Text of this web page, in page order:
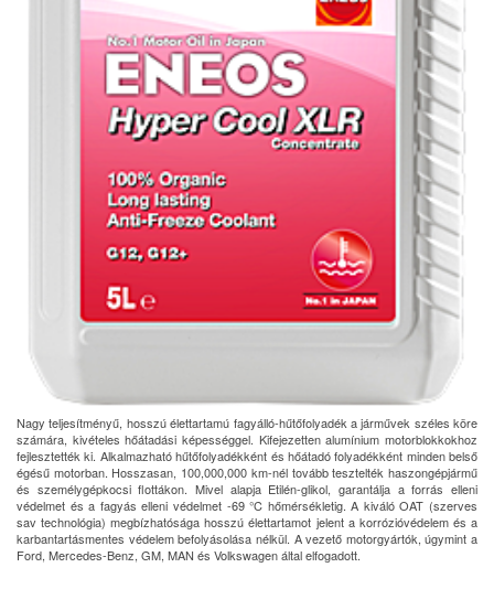
Nagy teljesítményű, hosszú élettartamú fagyálló-hűtőfolyadék a járművek széles köre
számára, kivételes hőátadási képességgel. Kifejezetten alumínium motorblokkokhoz
fejlesztették ki. Alkalmazható hűtőfolyadékként és hőátadó folyadékként minden belső
égésű motorban. Hosszasan, 100,000,000 km-nél tovább tesztelték haszongépjármű
és személygépkocsi flottákon. Mivel alapja Etilén-glikol, garantálja a forrás elleni
védelmet és a fagyás elleni védelmet -69 °C hőmérsékletig. A kiváló OAT (szerves
sav technológia) megbízhatósága hosszú élettartamot jelent a korrózióvédelem és a
karbantartásmentes védelem befolyásolása nélkül. A vezető motorgyártók, úgymint a
Ford, Mercedes-Benz, GM, MAN és Volkswagen által elfogadott.